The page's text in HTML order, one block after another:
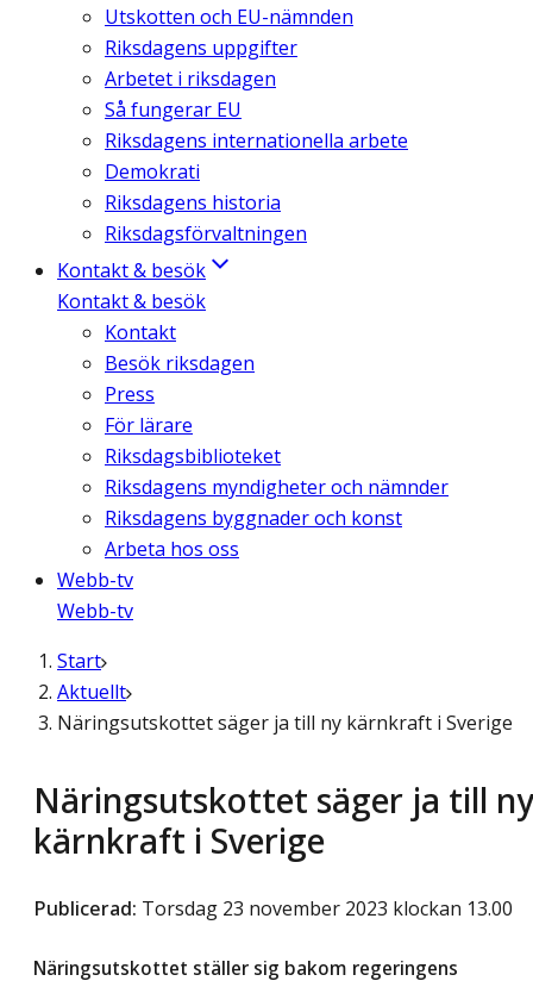
Utskotten och EU-nämnden
Riksdagens uppgifter
Arbetet i riksdagen
Så fungerar EU
Riksdagens internationella arbete
Demokrati
Riksdagens historia
Riksdagsförvaltningen
Kontakt & besök
Kontakt & besök
Kontakt
Besök riksdagen
Press
För lärare
Riksdagsbiblioteket
Riksdagens myndigheter och nämnder
Riksdagens byggnader och konst
Arbeta hos oss
Webb-tv
Webb-tv
Start
Aktuellt
Näringsutskottet säger ja till ny kärnkraft i Sverige
Näringsutskottet säger ja till ny
kärnkraft i Sverige
Publicerad: Torsdag 23 november 2023 klockan 13.00
Näringsutskottet ställer sig bakom regeringens